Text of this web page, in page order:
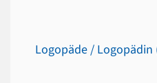
Logopäde / Logopädin